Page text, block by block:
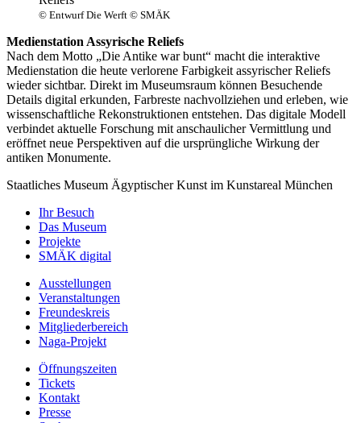
© Entwurf Die Werft © SMÄK
Medienstation Assyrische Reliefs
Nach dem Motto „Die Antike war bunt“ macht die interaktive
Medienstation die heute verlorene Farbigkeit assyrischer Reliefs
wieder sichtbar. Direkt im Museumsraum können Besuchende
Details digital erkunden, Farbreste nachvollziehen und erleben, wie
wissenschaftliche Rekonstruktionen entstehen. Das digitale Modell
verbindet aktuelle Forschung mit anschaulicher Vermittlung und
eröffnet neue Perspektiven auf die ursprüngliche Wirkung der
antiken Monumente.
Staatliches Museum Ägyptischer Kunst im Kunstareal München
Ihr Besuch
Das Museum
Projekte
SMÄK digital
Ausstellungen
Veranstaltungen
Freundeskreis
Mitgliederbereich
Naga-Projekt
Öffnungszeiten
Tickets
Kontakt
Presse